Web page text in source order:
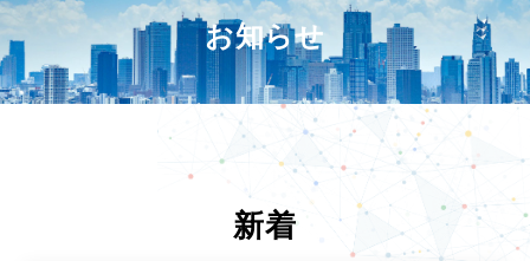
お知らせ
新着